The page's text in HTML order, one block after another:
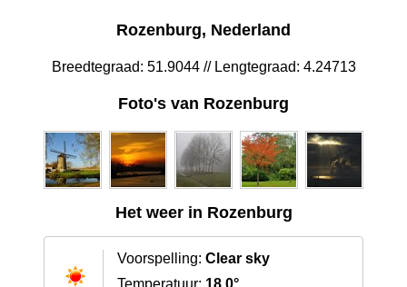
Rozenburg, Nederland
Breedtegraad: 51.9044 // Lengtegraad: 4.24713
Foto's van Rozenburg
Het weer in Rozenburg
Voorspelling: Clear sky